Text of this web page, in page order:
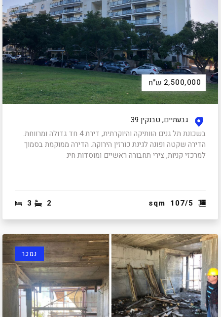
2,500,000 ש"ח
גבעתיים, טבנקין 39
בשכונת תל גנים הוותיקה והיוקרתית, דירת 4 חד גדולה ומרווחת.
הדירה שקטה ופונה לגינת כורזין הירוקה. הדירה ממוקמת בסמוך
למרכזי קניות, צירי תחבורה ראשיים ומוסדות חינ
sqm 107/5
3 2
נמכר